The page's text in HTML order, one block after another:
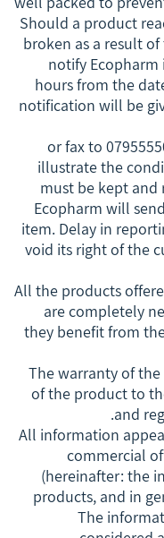
Should a product
broken as a result
notify
hours from the
notification will be
or fax to
illustrate the
must be kept and
Ecopharm will
item. Delay in
void its right of the
8.2 All the products
are completely
they benefit from
8.3 The warranty of
of the product to
and
8.4 All information
commercial
(hereinafter: the
products, and in
The